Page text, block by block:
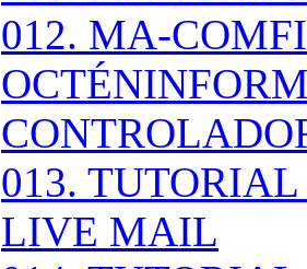
012. MA-
013.
LIVE MAIL